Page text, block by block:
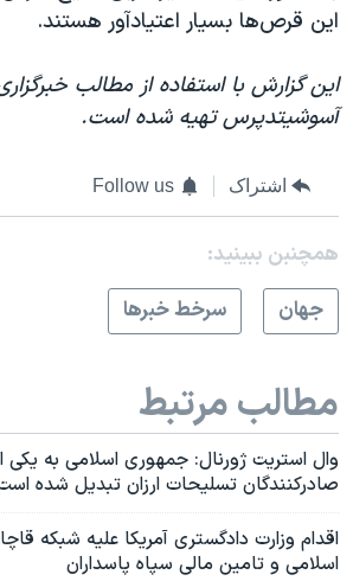
این قرص‌ها بسیار اعتیادآور هستند.
این گزارش با استفاده از مطالب
آسوشیتدپرس تهیه شده است.
اشتراک Follow us
همچنبن ببینید:
جهان
سرخط خبرها
مطالب مرتبط
وال استریت ژورنال: جمهوری اسلامی به یکی
صادرکنندگان تسلیحات ارزان تبدیل شده
اقدام وزارت دادگستری آمریکا علیه شبکه
اسلامی و تامین مالی سپاه پاسداران